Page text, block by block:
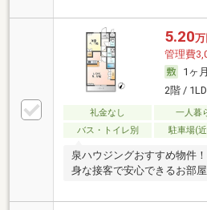
5.20万
管理費
1ヶ月
2階 /
礼金なし 一人暮
バス・トイレ別
駐車場(
泉ハウジングおすすめ物件
身な接客で安心できるお部